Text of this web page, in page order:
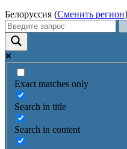
Белоруссия (Сменить регион)
Exact matches only
Search in title
Search in content